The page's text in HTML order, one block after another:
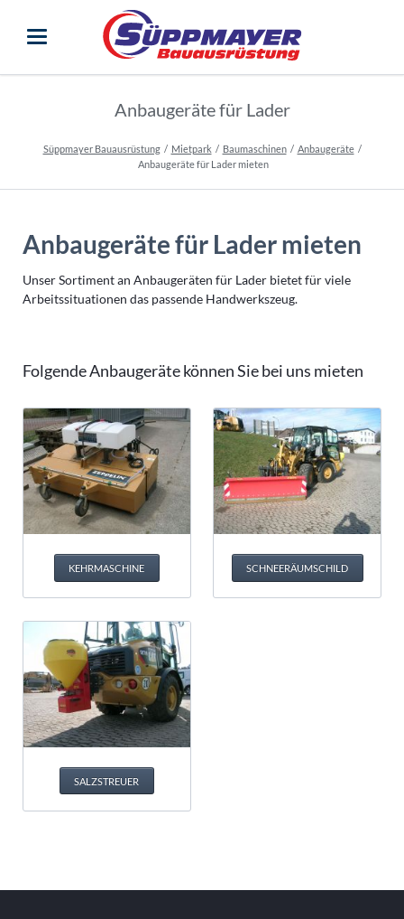
Anbaugeräte für Lader
Süppmayer Bauausrüstung Mietpark Baumaschinen
Anbaugeräte
Anbaugeräte für Lader mieten
Anbaugeräte für Lader mieten
Unser Sortiment an Anbaugeräten für Lader bietet für viele
Arbeitssituationen das passende Handwerkszeug.
Folgende Anbaugeräte können Sie bei uns mieten
KEHRMASCHINE SCHNEERÄUMSCHILD
SALZSTREUER